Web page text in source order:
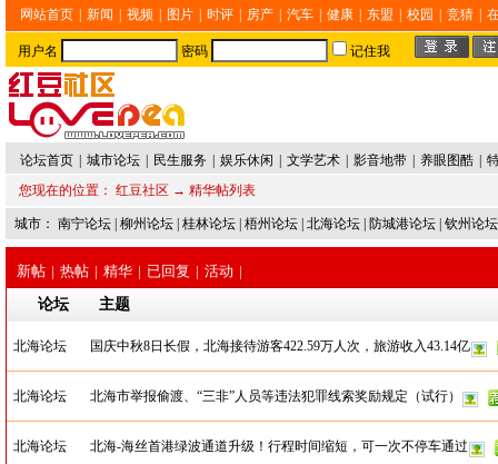
网站首页 新闻 视频 图片 时评 房产 汽车 健康 东盟 校园 竞猜
用户名 密码 记住我
论坛首页 城市论坛 民生服务 娱乐休闲 文学艺术 影音地带 养眼图酷
您现在的位置： 红豆社区 → 精华帖列表
城市： 南宁论坛 柳州论坛 桂林论坛 梧州论坛 北海论坛 防城港论坛 钦州论坛
新帖 | 热帖 | 精华 | 已回复 | 活动 |
论坛
主题
北海论坛 国庆中秋8日长假，北海接待游客422.59万人次，旅游收入43.14亿
北海论坛 北海市举报偷渡、“三非”人员等违法犯罪线索奖励规定（试行）
北海论坛 北海-海丝首港绿波通道升级！行程时间缩短，可一次不停车通过